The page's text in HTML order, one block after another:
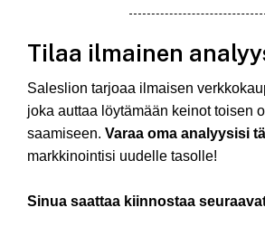
Tilaa ilmainen
Saleslion tarjoaa ilmaisen
joka auttaa löytämään keinot toisen
saamiseen. Varaa oma analyysisi
markkinointisi uudelle tasolle!
Sinua saattaa kiinnostaa